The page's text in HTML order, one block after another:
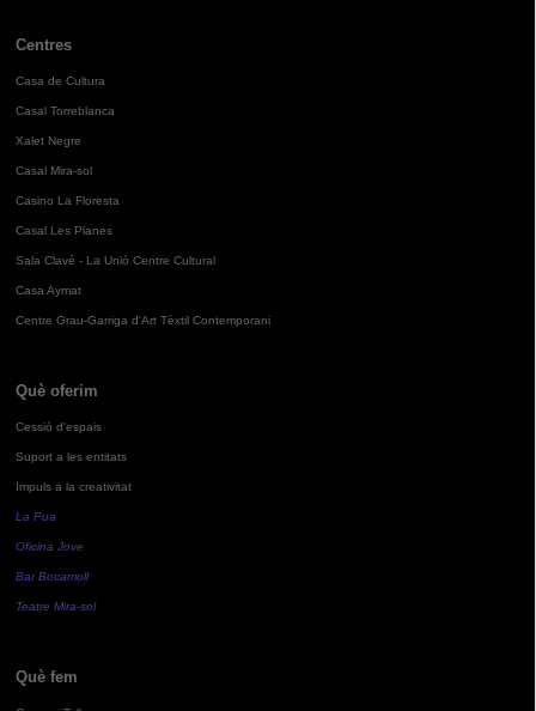
Centres
Casa de Cultura
Casal Torreblanca
Xalet Negre
Casal Mira-sol
Casino La Floresta
Casal Les Planes
Sala Clavé - La Unió Centre Cultural
Casa Aymat
Centre Grau-Garriga d'Art Tèxtil Contemporani
Què oferim
Cessió d'espais
Suport a les entitats
Impuls a la creativitat
La Pua
Oficina Jove
Bar Bocamoll
Teatre Mira-sol
Què fem